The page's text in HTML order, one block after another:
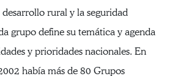
rural y la seguridad
grupo define su temática y agenda
y prioridades nacionales. En
había más de 80 Grupos